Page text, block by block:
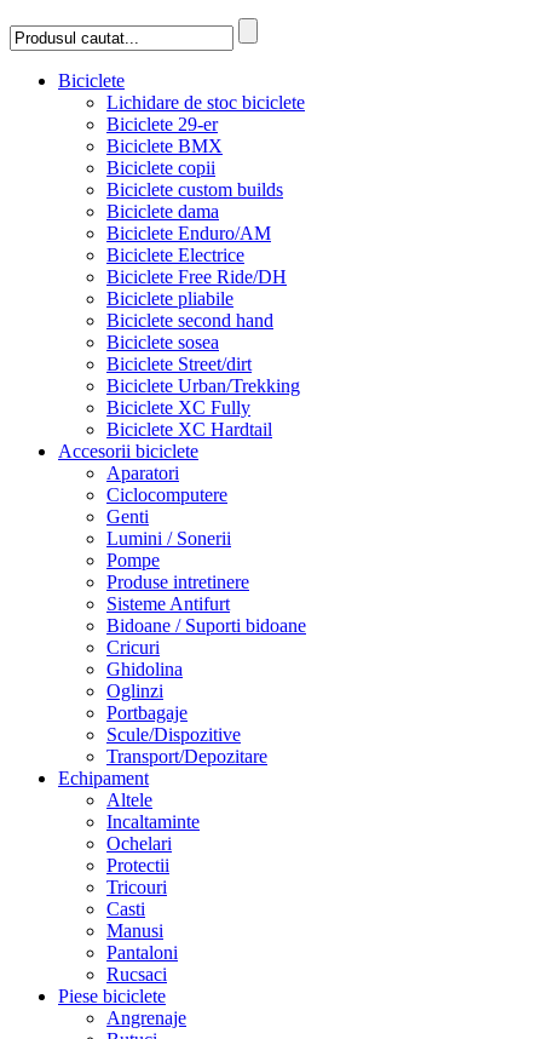
Biciclete
Lichidare de stoc biciclete
Biciclete 29-er
Biciclete BMX
Biciclete copii
Biciclete custom builds
Biciclete dama
Biciclete Enduro/AM
Biciclete Electrice
Biciclete Free Ride/DH
Biciclete pliabile
Biciclete second hand
Biciclete sosea
Biciclete Street/dirt
Biciclete Urban/Trekking
Biciclete XC Fully
Biciclete XC Hardtail
Accesorii biciclete
Aparatori
Ciclocomputere
Genti
Lumini / Sonerii
Pompe
Produse intretinere
Sisteme Antifurt
Bidoane / Suporti bidoane
Cricuri
Ghidolina
Oglinzi
Portbagaje
Scule/Dispozitive
Transport/Depozitare
Echipament
Altele
Incaltaminte
Ochelari
Protectii
Tricouri
Casti
Manusi
Pantaloni
Rucsaci
Piese biciclete
Angrenaje